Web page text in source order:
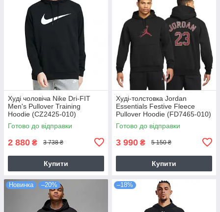
Худі чоловіча Nike Dri-FIT
Men's Pullover Training
Hoodie (CZ2425-010)
Готово до відправки
2 880 ₴ 3 738 ₴
Купити
Худі-толстовка Jordan
Essentials Festive Fleece
Pullover Hoodie (FD7465-010)
Готово до відправки
3 990 ₴ 5 150 ₴
Купити
Новинка –20% –18%